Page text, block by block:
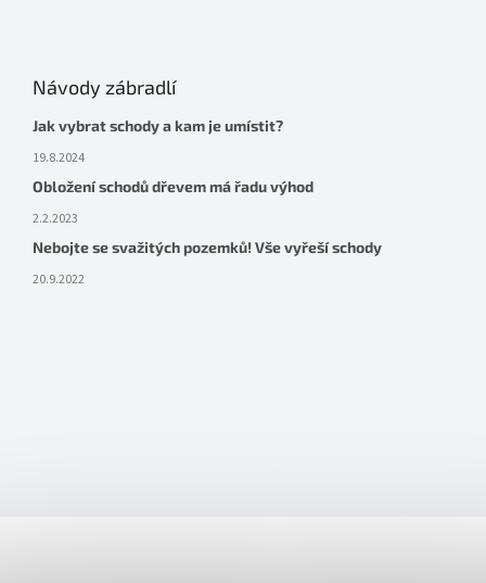
Návody zábradlí
Jak vybrat schody a kam je umístit?
19.8.2024
Obložení schodů dřevem má řadu výhod
2.2.2023
Nebojte se svažitých pozemků! Vše vyřeší schody
20.9.2022